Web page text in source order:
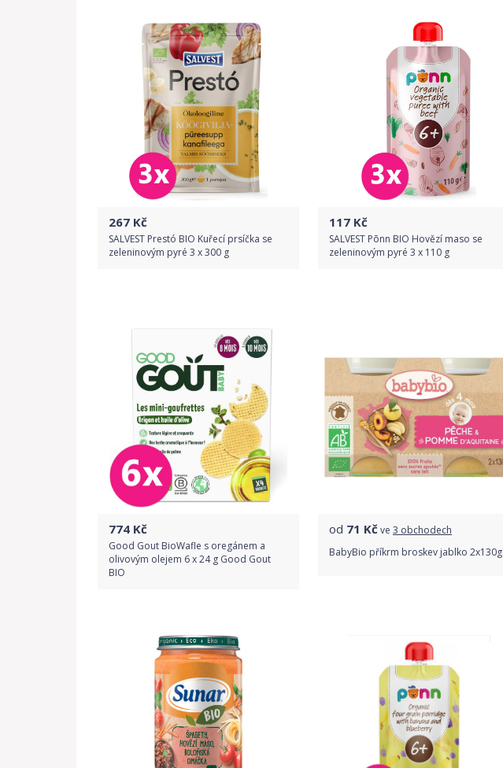
267 Kč
SALVEST Prestó BIO Kuřecí prsíčka se
zeleninovým pyré 3 x 300 g
Detail produktu
117 Kč
SALVEST Põnn BIO Hovězí maso se
zeleninovým pyré 3 x 110 g
774 Kč
Good Gout BioWafle s oregánem a
olivovým olejem 6 x 24 g Good Gout
BIO
Detail produktu
od 71 Kčve 3 obchodech
BabyBio příkrm broskev jablko 2x130g